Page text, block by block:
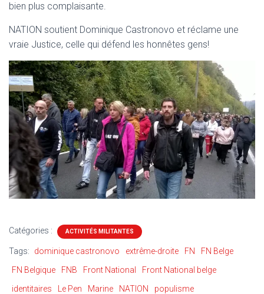
bien plus complaisante.
NATION soutient Dominique Castronovo et réclame une
vraie Justice, celle qui défend les honnêtes gens!
Catégories : ACTIVITÉS MILITANTES
Tags: dominique castronovo extrême-droite FN
FN Belge
FN Belgique
FNB Front National
Front National belge
identitaires
Le Pen Marine NATION populisme